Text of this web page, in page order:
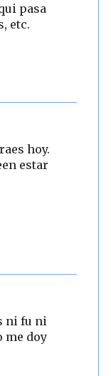
pasa
etc.
hoy.
estar
ni fu ni
me doy